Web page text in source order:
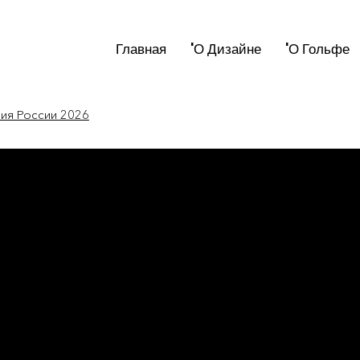
Главная 'О Дизайне 'О Гольфе
России 2026